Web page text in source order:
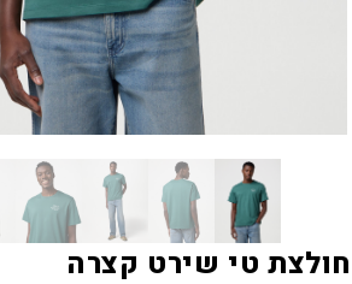
חולצת טי שירט קצרה